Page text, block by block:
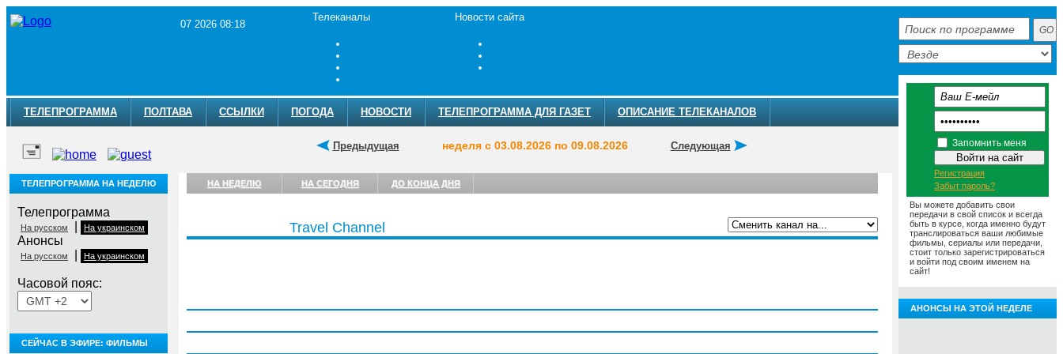
07 2026 08:18
Телеканалы Новости сайта
ТЕЛЕПРОГРАММА ПОЛТАВА ССЫЛКИ ПОГОДА НОВОСТИ ТЕЛЕПРОГРАММА ДЛЯ ГАЗЕТ ОПИСАНИЕ ТЕЛЕКАНАЛОВ
Предыдущая неделя с 03.08.2026 по 09.08.2026 Следующая
ТЕЛЕПРОГРАММА НА НЕДЕЛЮ
Телепрограмма
На русском На украинском
Анонсы
На русском На украинском
Часовой пояс:
СЕЙЧАС В ЭФИРЕ: ФИЛЬМЫ
НА НЕДЕЛЮ НА СЕГОДНЯ ДО КОНЦА ДНЯ
Travel Channel
Запомнить меня
Регистрация
Забыт пароль?
Вы можете добавить свои
передачи в свой список и всегда
быть в курсе, когда именно будут
транслироваться ваши любимые
фильмы, сериалы или передачи,
стоит только зарегистрироваться
и войти под своим именем на
сайт!
АНОНСЫ НА ЭТОЙ НЕДЕЛЕ